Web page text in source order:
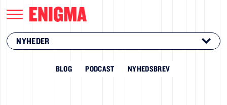
NYHEDER
BLOG PODCAST NYHEDSBREV